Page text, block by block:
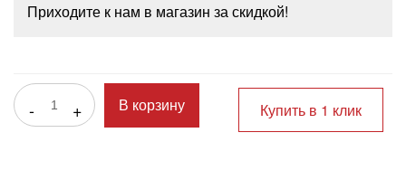
Приходите к нам в магазин за скидкой!
- + В корзину Купить в 1 клик